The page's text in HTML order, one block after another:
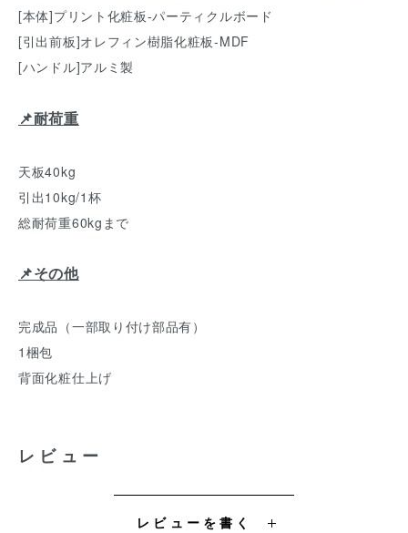
[本体]プリント化粧板-パーティクルボード
[引出前板]オレフィン樹脂化粧板-MDF
[ハンドル]アルミ製
📌耐荷重
天板40kg
引出10kg/1杯
総耐荷重60kgまで
📌その他
完成品（一部取り付け部品有）
1梱包
背面化粧仕上げ
レビュー
レビューを書く